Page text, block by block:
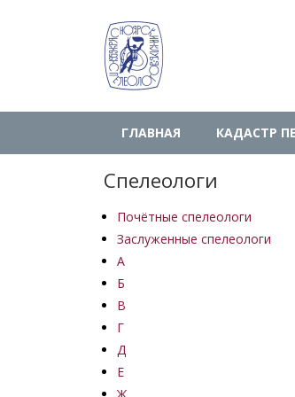
Main
navigation
ГЛАВНАЯ КАДАСТР
Спелеологи
Почётные спелеологи
Заслуженные спелеологи
А
Б
В
Г
Д
Е